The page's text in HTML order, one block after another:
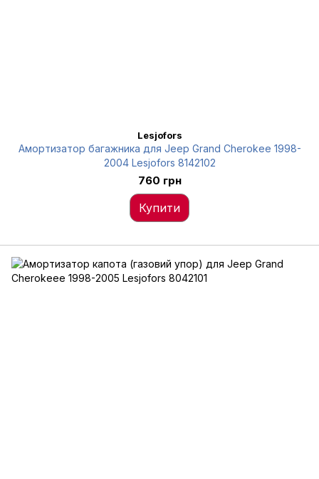
Lesjofors
Амортизатор багажника для Jeep Grand Cherokee 1998-
2004 Lesjofors 8142102
760 грн
Купити